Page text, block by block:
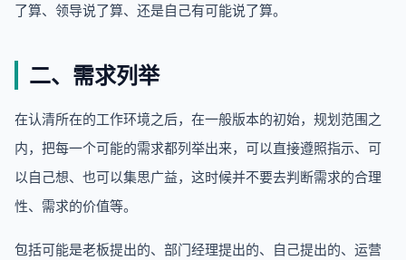
了算、领导说了算、还是自己有可能说了算。
二、需求列举
在认清所在的工作环境之后，在一般版本的初始，规划范围之
内，把每一个可能的需求都列举出来，可以直接遵照指示、可
以自己想、也可以集思广益，这时候并不要去判断需求的合理
性、需求的价值等。
包括可能是老板提出的、部门经理提出的、自己提出的、运营